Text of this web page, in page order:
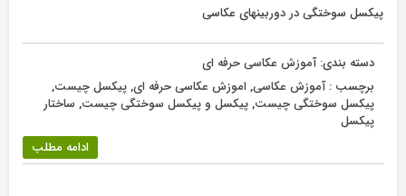
پیکسل سوختگی در دوربینهای عکاسی
دسته بندی:آموزش عکاسی حرفه ای
برچسب :آموزش عکاسی, اموزش عکاسی حرفه ای,پیکسل چیست,
پیکسل سوختگی چیست,پیکسل و پیکسل سوختگی چیست, ساختار
پیکسل
ادامه مطلب